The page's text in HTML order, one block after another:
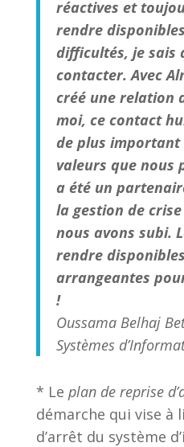
réactives et
rendre
difficultés, je sais
contacter. Avec
créé une relation
moi, ce contact
de plus important
valeurs que nous
a été un
la gestion de
nous avons subi.
rendre
arrangeantes
!
Oussama Belhaj
Systèmes
* Le plan de reprise
démarche qui vise à
d’arrêt du système